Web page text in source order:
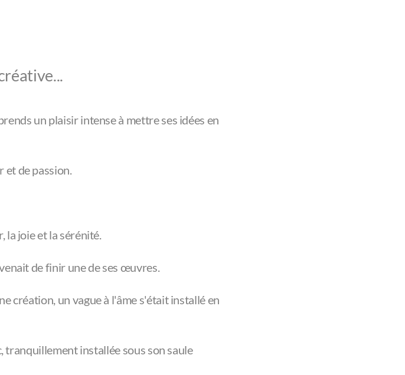
un plaisir intense à mettre ses idées en
et de passion.
joie et la sérénité.
de finir une de ses œuvres.
création, un vague à l'âme s'était installé en
tranquillement installée sous son saule